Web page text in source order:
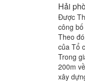
Hải
Được
công
Theo
của Tổ
Trong
200m
xây